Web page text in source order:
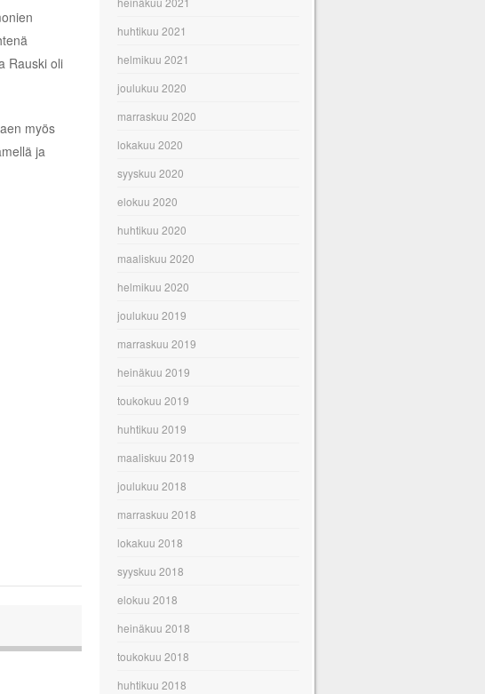
Rauski oli
myös
ja
huhtikuu 2021
helmikuu 2021
joulukuu 2020
marraskuu 2020
lokakuu 2020
syyskuu 2020
elokuu 2020
huhtikuu 2020
maaliskuu 2020
helmikuu 2020
joulukuu 2019
marraskuu 2019
heinäkuu 2019
toukokuu 2019
huhtikuu 2019
maaliskuu 2019
joulukuu 2018
marraskuu 2018
lokakuu 2018
syyskuu 2018
elokuu 2018
heinäkuu 2018
toukokuu 2018
huhtikuu 2018